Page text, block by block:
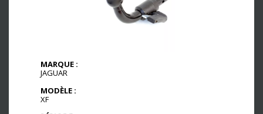
MARQUE :
JAGUAR
MODÈLE :
XF